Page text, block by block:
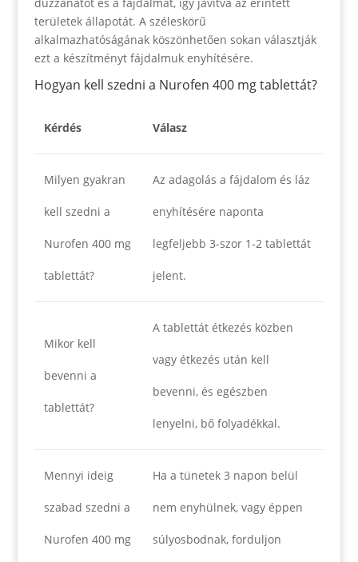
területek állapotát. A széleskörű
alkalmazhatóságának köszönhetően sokan választják
ezt a készítményt fájdalmuk enyhítésére.
Hogyan kell szedni a Nurofen 400 mg tablettát?
Kérdés Válasz
Milyen gyakran
kell szedni a
Nurofen 400 mg
tablettát?
Az adagolás a fájdalom és láz
enyhítésére naponta
legfeljebb 3-szor 1-2 tablettát
jelent.
Mikor kell
bevenni a
tablettát?
A tablettát étkezés közben
vagy étkezés után kell
bevenni, és egészben
lenyelni, bő folyadékkal.
Mennyi ideig
szabad szedni a
Nurofen 400 mg
Ha a tünetek 3 napon belül
nem enyhülnek, vagy éppen
súlyosbodnak, forduljon